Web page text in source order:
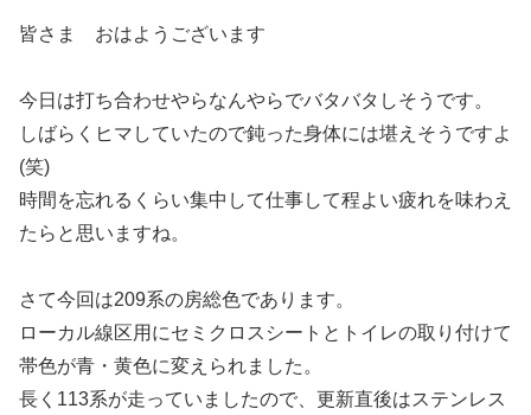
皆さま おはようございます
今日は打ち合わせやらなんやらでバタバタしそうです。
しばらくヒマしていたので鈍った身体には堪えそうですよ
(笑)
時間を忘れるくらい集中して仕事して程よい疲れを味わえ
たらと思いますね。
さて今回は209系の房総色であります。
ローカル線区用にセミクロスシートとトイレの取り付けて
帯色が青・黄色に変えられました。
長く113系が走っていましたので、更新直後はステンレス